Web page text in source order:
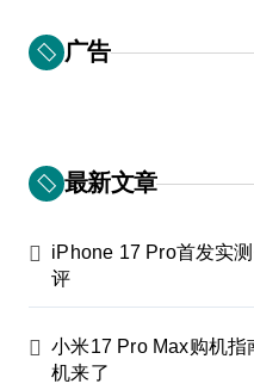
广告
最新文章
iPhone 17 Pro首发实
评
小米17 Pro Max购机指
机来了